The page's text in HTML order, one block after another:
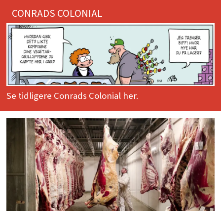
CONRADS COLONIAL
Se tidligere Conrads Colonial her.